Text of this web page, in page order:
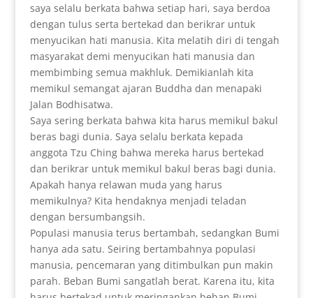
saya selalu berkata bahwa setiap hari, saya berdoa
dengan tulus serta bertekad dan berikrar untuk
menyucikan hati manusia. Kita melatih diri di tengah
masyarakat demi menyucikan hati manusia dan
membimbing semua makhluk. Demikianlah kita
memikul semangat ajaran Buddha dan menapaki
Jalan Bodhisatwa.
Saya sering berkata bahwa kita harus memikul bakul
beras bagi dunia. Saya selalu berkata kepada
anggota Tzu Ching bahwa mereka harus bertekad
dan berikrar untuk memikul bakul beras bagi dunia.
Apakah hanya relawan muda yang harus
memikulnya? Kita hendaknya menjadi teladan
dengan bersumbangsih.
Populasi manusia terus bertambah, sedangkan Bumi
hanya ada satu. Seiring bertambahnya populasi
manusia, pencemaran yang ditimbulkan pun makin
parah. Beban Bumi sangatlah berat. Karena itu, kita